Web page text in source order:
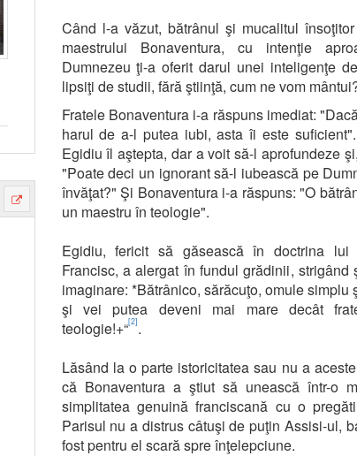
Când l-a văzut, bătrânul şi mucalitul
maestrului Bonaventura, cu intenţie
Dumnezeu ţi-a oferit darul unei inteligenţe
lipsiţi de studii, fără ştiinţă, cum ne vom
Fratele Bonaventura i-a răspuns imediat:
harul de a-l putea iubi, asta îi este
Egidiu îl aştepta, dar a voit să-l aprofundeze
"Poate deci un ignorant să-l iubească pe
învăţat?" Şi Bonaventura i-a răspuns: "O
un maestru în teologie".
Egidiu, fericit să găsească în doctrina lui
Francisc, a alergat în fundul grădinii,
imaginare: *Bătrânico, sărăcuţo, omule
şi vei putea deveni mai mare decât
teologie!+“[2].
Lăsând la o parte istoricitatea sau nu a
că Bonaventura a ştiut să unească într-o
simplitatea genuină franciscană cu o
Parisul nu a distrus câtuşi de puţin Assisi-ul,
fost pentru el scară spre înţelepciune.